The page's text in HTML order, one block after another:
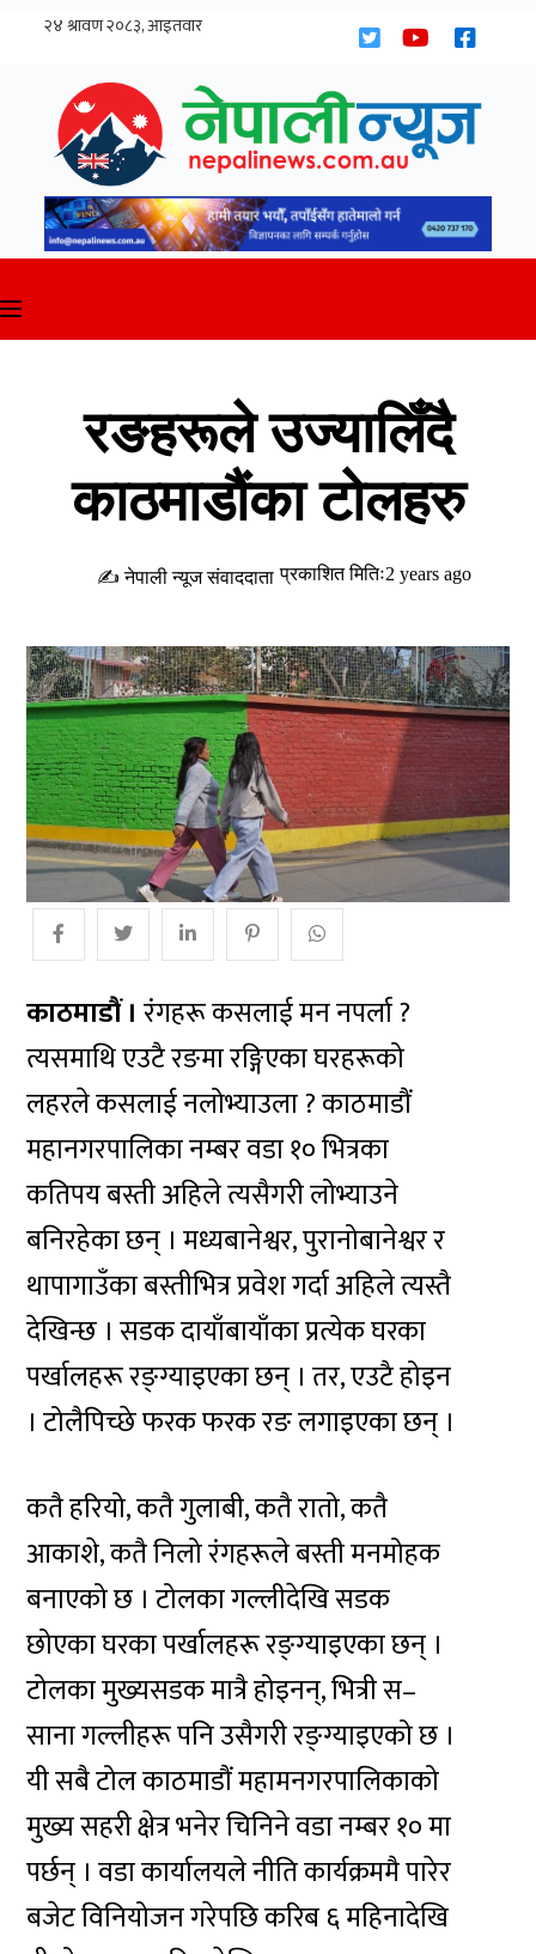
रङहरूले उज्यालिँदै
काठमाडौंका टोलहरु
✍ नेपाली न्यूज संवाददाता प्रकाशित मितिः2 years ago
काठमाडौं । रंगहरू कसलाई मन नपर्ला ?
त्यसमाथि एउटै रङमा रङ्गिएका घरहरूको
लहरले कसलाई नलोभ्याउला ? काठमाडौं
महानगरपालिका नम्बर वडा १० भित्रका
कतिपय बस्ती अहिले त्यसैगरी लोभ्याउने
बनिरहेका छन् । मध्यबानेश्वर, पुरानोबानेश्वर र
थापागाउँका बस्तीभित्र प्रवेश गर्दा अहिले त्यस्तै
देखिन्छ । सडक दायाँबायाँका प्रत्येक घरका
पर्खालहरू रङ्ग्याइएका छन् । तर, एउटै होइन
। टोलैपिच्छे फरक फरक रङ लगाइएका छन् ।
कतै हरियो, कतै गुलाबी, कतै रातो, कतै
आकाशे, कतै निलो रंगहरूले बस्ती मनमोहक
बनाएको छ । टोलका गल्लीदेखि सडक
छोएका घरका पर्खालहरू रङ्ग्याइएका छन् ।
टोलका मुख्यसडक मात्रै होइनन्, भित्री स–
साना गल्लीहरू पनि उसैगरी रङ्ग्याइएको छ ।
यी सबै टोल काठमाडौं महामनगरपालिकाको
मुख्य सहरी क्षेत्र भनेर चिनिने वडा नम्बर १० मा
पर्छन् । वडा कार्यालयले नीति कार्यक्रममै पारेर
बजेट विनियोजन गरेपछि करिब ६ महिनादेखि